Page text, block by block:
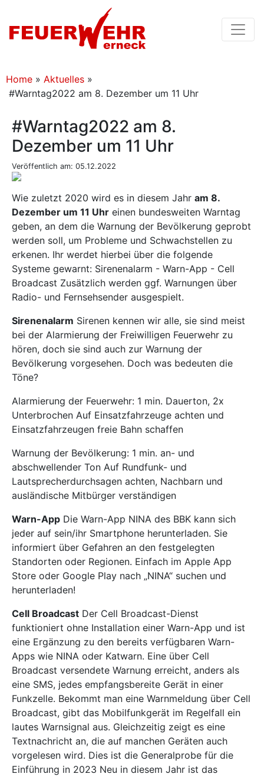
Home » Aktuelles »
#Warntag2022 am 8. Dezember um 11 Uhr
#Warntag2022 am 8.
Dezember um 11 Uhr
Veröffentlich am: 05.12.2022
Wie zuletzt 2020 wird es in diesem Jahr am 8.
Dezember um 11 Uhr einen bundesweiten Warntag
geben, an dem die Warnung der Bevölkerung geprobt
werden soll, um Probleme und Schwachstellen zu
erkenen. Ihr werdet hierbei über die folgende
Systeme gewarnt: Sirenenalarm - Warn-App - Cell
Broadcast Zusätzlich werden ggf. Warnungen über
Radio- und Fernsehsender ausgespielt.
Sirenenalarm Sirenen kennen wir alle, sie sind meist
bei der Alarmierung der Freiwilligen Feuerwehr zu
hören, doch sie sind auch zur Warnung der
Bevölkerung vorgesehen. Doch was bedeuten die
Töne?
Alarmierung der Feuerwehr: 1 min. Dauerton, 2x
Unterbrochen Auf Einsatzfahrzeuge achten und
Einsatzfahrzeugen freie Bahn schaffen
Warnung der Bevölkerung: 1 min. an- und
abschwellender Ton Auf Rundfunk- und
Lautsprecherdurchsagen achten, Nachbarn und
ausländische Mitbürger verständigen
Warn-App Die Warn-App NINA des BBK kann sich
jeder auf sein/ihr Smartphone herunterladen. Sie
informiert über Gefahren an den festgelegten
Standorten oder Regionen. Einfach im Apple App
Store oder Google Play nach „NINA“ suchen und
herunterladen!
Cell Broadcast Der Cell Broadcast-Dienst
funktioniert ohne Installation einer Warn-App und ist
eine Ergänzung zu den bereits verfügbaren Warn-
Apps wie NINA oder Katwarn. Eine über Cell
Broadcast versendete Warnung erreicht, anders als
eine SMS, jedes empfangsbereite Gerät in einer
Funkzelle. Bekommt man eine Warnmeldung über Cell
Broadcast, gibt das Mobilfunkgerät im Regelfall ein
lautes Warnsignal aus. Gleichzeitig zeigt es eine
Textnachricht an, die auf manchen Geräten auch
vorgelesen wird. Dies ist die Generalprobe für die
Einführung in 2023 Neu in diesem Jahr ist das